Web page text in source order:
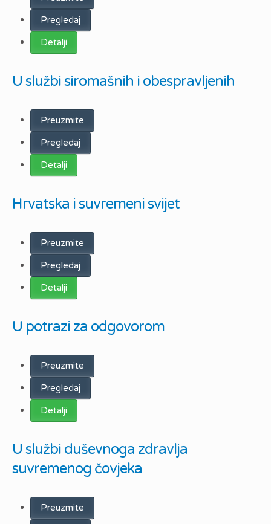
Pregledaj
Detalji
U službi siromašnih i obespravljenih
Preuzmite
Pregledaj
Detalji
Hrvatska i suvremeni svijet
Preuzmite
Pregledaj
Detalji
U potrazi za odgovorom
Preuzmite
Pregledaj
Detalji
U službi duševnoga zdravlja
suvremenog čovjeka
Preuzmite